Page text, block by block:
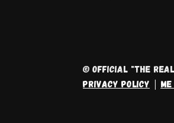
© OFFICIAL "THE
PRIVACY POLICY
ΜΕ